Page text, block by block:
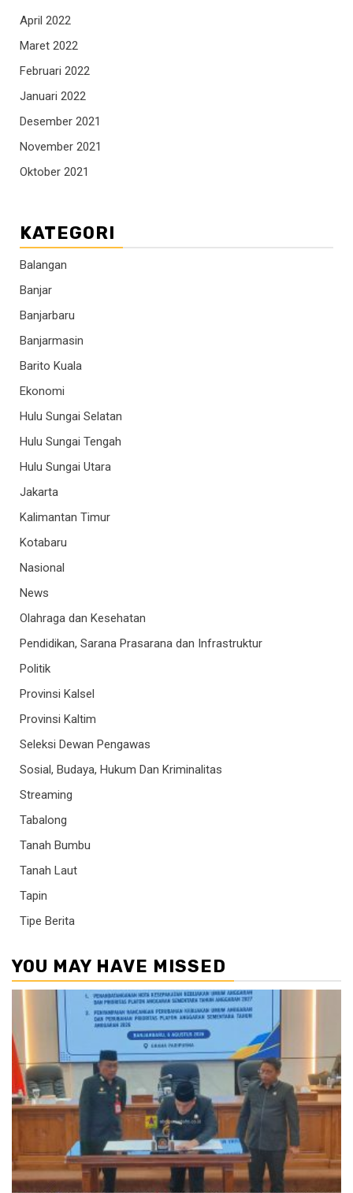
April 2022
Maret 2022
Februari 2022
Januari 2022
Desember 2021
November 2021
Oktober 2021
KATEGORI
Balangan
Banjar
Banjarbaru
Banjarmasin
Barito Kuala
Ekonomi
Hulu Sungai Selatan
Hulu Sungai Tengah
Hulu Sungai Utara
Jakarta
Kalimantan Timur
Kotabaru
Nasional
News
Olahraga dan Kesehatan
Pendidikan, Sarana Prasarana dan Infrastruktur
Politik
Provinsi Kalsel
Provinsi Kaltim
Seleksi Dewan Pengawas
Sosial, Budaya, Hukum Dan Kriminalitas
Streaming
Tabalong
Tanah Bumbu
Tanah Laut
Tapin
Tipe Berita
YOU MAY HAVE MISSED